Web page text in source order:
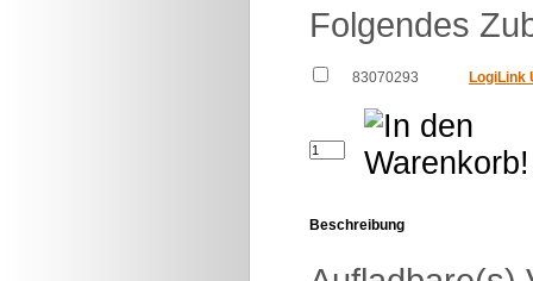
Folgendes
83070293 LogiLink
Beschreibung